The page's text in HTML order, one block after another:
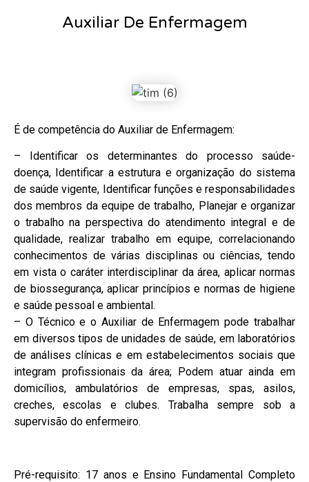
Auxiliar De Enfermagem
É de competência do Auxiliar de Enfermagem:
– Identificar os determinantes do processo saúde-
doença, Identificar a estrutura e organização do sistema
de saúde vigente, Identificar funções e responsabilidades
dos membros da equipe de trabalho, Planejar e organizar
o trabalho na perspectiva do atendimento integral e de
qualidade, realizar trabalho em equipe, correlacionando
conhecimentos de várias disciplinas ou ciências, tendo
em vista o caráter interdisciplinar da área, aplicar normas
de biossegurança, aplicar princípios e normas de higiene
e saúde pessoal e ambiental.
– O Técnico e o Auxiliar de Enfermagem pode trabalhar
em diversos tipos de unidades de saúde, em laboratórios
de análises clínicas e em estabelecimentos sociais que
integram profissionais da área; Podem atuar ainda em
domicílios, ambulatórios de empresas, spas, asilos,
creches, escolas e clubes. Trabalha sempre sob a
supervisão do enfermeiro.
Pré-requisito: 17 anos e Ensino Fundamental Completo